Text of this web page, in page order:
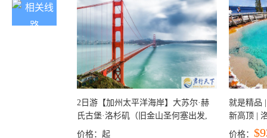
2日游【加州太平洋海岸】大苏尔·赫
氏古堡·洛杉矶（旧金山圣何塞出发,
洛杉矶结束）
价格： 起
就是精品
新高顶 |
彩穴+马
价格：